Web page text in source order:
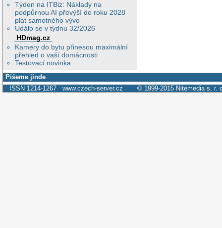
Týden na ITBiz: Náklady na
podpůrnou AI převýší do roku 2028
plat samotného vývo
Událo se v týdnu 32/2026
HDmag.cz
Kamery do bytu přinesou maximální
přehled o vaší domácnosti
Testovací novinka
Píšeme jinde
ISSN 1214-1267 www.czech-server.cz © 1999-2015 Nitemedia s. r.